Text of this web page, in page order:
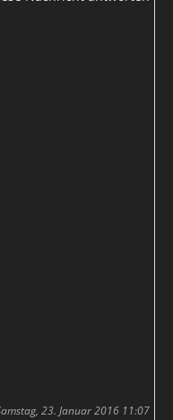
23. Januar 2016 11:07